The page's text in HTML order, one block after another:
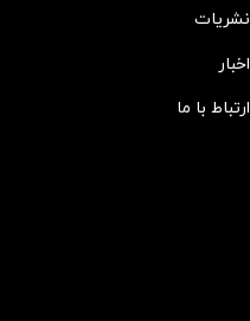
نشریات
اخبار
ارتباط با ما